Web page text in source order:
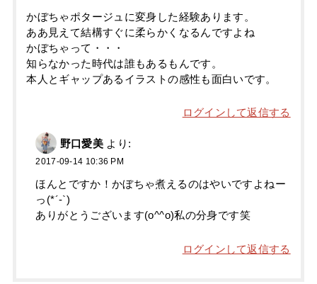
かぼちゃポタージュに変身した経験あります。
ああ見えて結構すぐに柔らかくなるんですよね
かぼちゃって・・・
知らなかった時代は誰もあるもんです。
本人とギャップあるイラストの感性も面白いです。
ログインして返信する
野口愛美 より:
2017-09-14 10:36 PM
ほんとですか！かぼちゃ煮えるのはやいですよねー
っ(*´-`)
ありがとうございます(o^^o)私の分身です笑
ログインして返信する